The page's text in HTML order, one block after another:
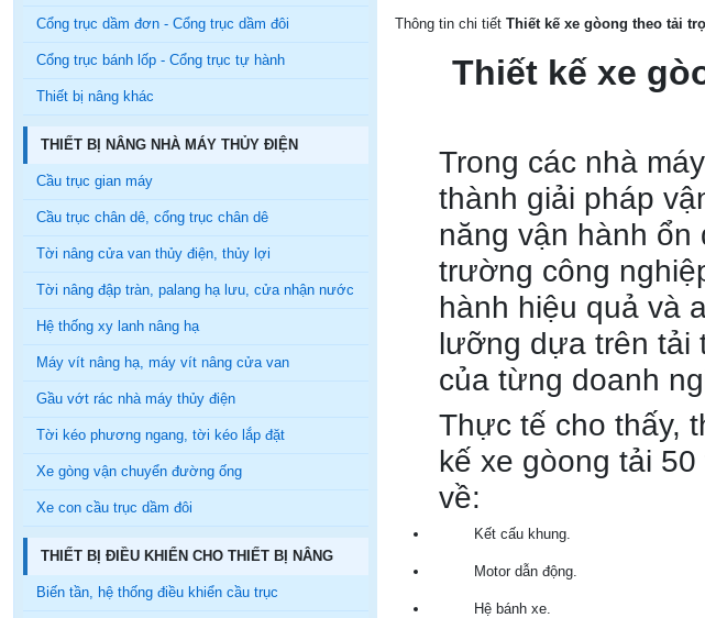
Cổng trục dầm đơn - Cổng trục dầm đôi
Cổng trục bánh lốp - Cổng trục tự hành
Thiết bị nâng khác
THIẾT BỊ NÂNG NHÀ MÁY THỦY ĐIỆN
Cầu trục gian máy
Cầu trục chân dê, cổng trục chân dê
Tời nâng cửa van thủy điện, thủy lợi
Tời nâng đập tràn, palang hạ lưu, cửa nhận nước
Hệ thống xy lanh nâng hạ
Máy vít nâng hạ, máy vít nâng cửa van
Gầu vớt rác nhà máy thủy điện
Tời kéo phương ngang, tời kéo lắp đặt
Xe gòng vận chuyển đường ống
Xe con cầu trục dầm đôi
THIẾT BỊ ĐIỀU KHIỂN CHO THIẾT BỊ NÂNG
Biến tần, hệ thống điều khiển cầu trục
Thông tin chi tiết Thiết kế xe gòong theo tải
Thiết kế xe
Trong các nhà
thành giải pháp
năng vận hành ổn
trường công
hành hiệu quả và
lưỡng dựa trên tải
của từng doanh
Thực tế cho thấy,
kế xe gòong tải
về:
Kết cấu khung.
Motor dẫn động.
Hệ bánh xe.